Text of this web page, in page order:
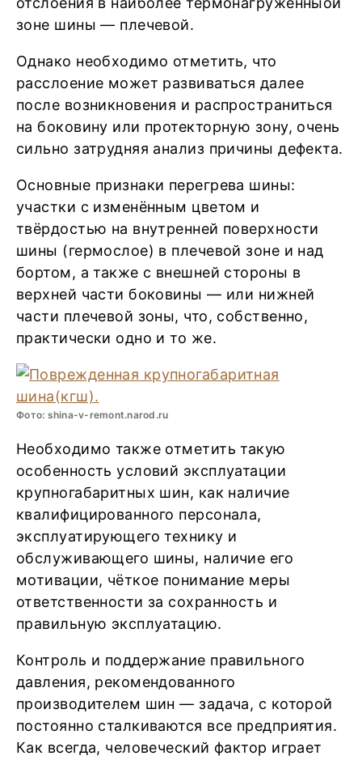
зоне шины — плечевой.
Однако необходимо отметить, что
расслоение может развиваться далее
после возникновения и распространиться
на боковину или протекторную зону, очень
сильно затрудняя анализ причины дефекта.
Основные признаки перегрева шины:
участки с изменённым цветом и
твёрдостью на внутренней поверхности
шины (гермослое) в плечевой зоне и над
бортом, а также с внешней стороны в
верхней части боковины — или нижней
части плечевой зоны, что, собственно,
практически одно и то же.
Фото: shina-v-remont.narod.ru
Необходимо также отметить такую
особенность условий эксплуатации
крупногабаритных шин, как наличие
квалифицированного персонала,
эксплуатирующего технику и
обслуживающего шины, наличие его
мотивации, чёткое понимание меры
ответственности за сохранность и
правильную эксплуатацию.
Контроль и поддержание правильного
давления, рекомендованного
производителем шин — задача, с которой
постоянно сталкиваются все предприятия.
Как всегда, человеческий фактор играет